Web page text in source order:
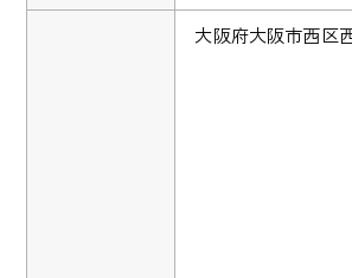
大阪府大阪市西区